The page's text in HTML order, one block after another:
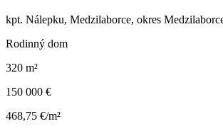
kpt. Nálepku, Medzilaborce, okres
Rodinný dom
320 m²
150 000 €
468,75 €/m²